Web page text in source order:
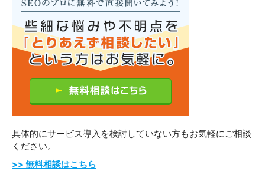
具体的にサービス導入を検討していない方もお気軽にご相談
ください。
>> 無料相談はこちら